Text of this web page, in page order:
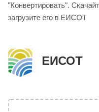
"Конвертировать".
загрузите его в ЕИСОТ
ЕИСОТ